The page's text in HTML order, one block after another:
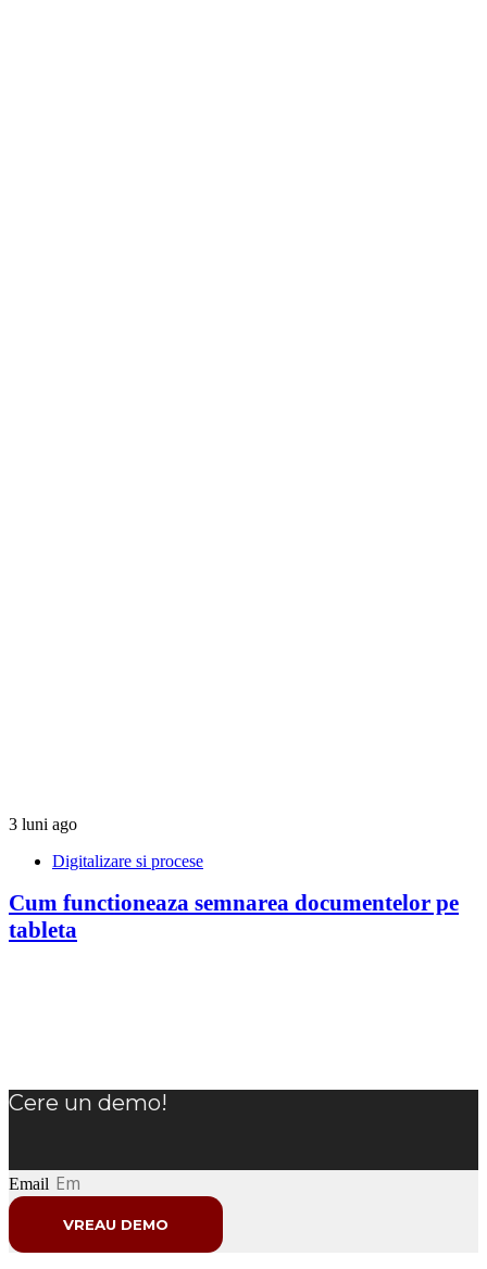
3 luni ago
Digitalizare si procese
Cum functioneaza semnarea documentelor pe
tableta
Cere un demo!
Email
VREAU DEMO